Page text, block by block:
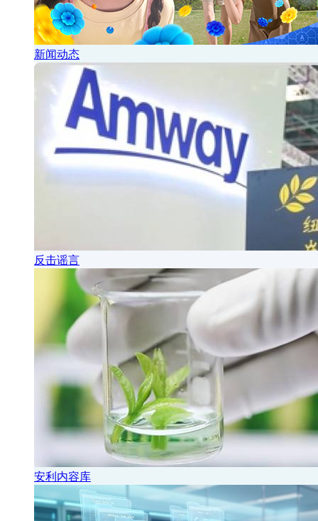
新闻动态
反击谣言
安利内容库